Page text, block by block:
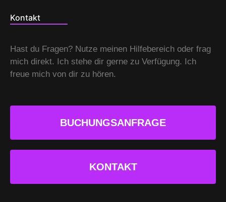
Kontakt
Hast du Fragen? Nutze meinen Hilfebereich oder frag
mich direkt. Ich stehe dir gerne zu Verfügung. Ich
freue mich von dir zu hören.
BUCHUNGSANFRAGE
KONTAKT